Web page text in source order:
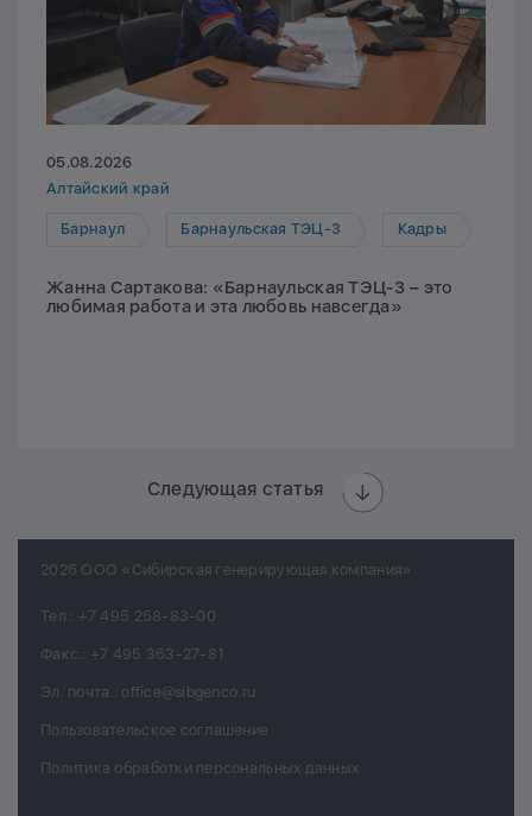
05.08.2026
Алтайский край
Барнаул Барнаульская ТЭЦ-3 Кадры
Жанна Сартакова: «Барнаульская ТЭЦ-3 – это
любимая работа и эта любовь навсегда»
Следующая статья
2026 ООО «Сибирская генерирующая компания»
Тел.: +7 495 258-83-00
Факс.: +7 495 363-27-81
Эл. почта.: office@sibgenco.ru
Пользовательское соглашение
Политика обработки персональных данных